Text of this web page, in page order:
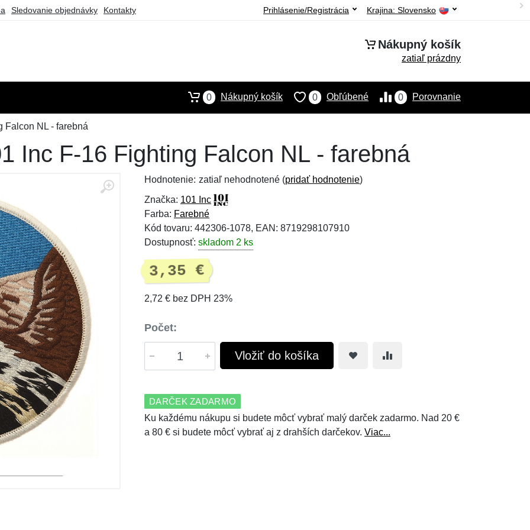
Sledovanie objednávky Kontakty Krajina: Slovensko
Prihlásenie/Registrácia
Nákupný košík
zatiaľ prázdny
0 Porovnanie
0 Obľúbené
0 Nákupný košík
Falcon NL - farebná
Inc F-16 Fighting Falcon NL - farebná
Hodnotenie: zatiaľ nehodnotené (pridať hodnotenie)
Značka: 101 Inc
Farba: Farebné
Kód tovaru: 442306-1078, EAN: 8719298107910
Dostupnosť: skladom 2 ks
3,35 €
2,72 € bez DPH 23%
Počet:
Vložiť do košíka
DARČEK ZADARMO
Ku každému nákupu si budete môcť vybrať malý darček zadarmo. Nad 20 €
a 80 € si budete môcť vybrať aj z drahších darčekov. Viac...